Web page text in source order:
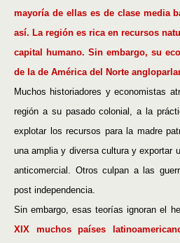
mayoría de ellas es de clase media
así. La región es rica en recursos
capital humano. Sin embargo, su
de la de América del Norte
Muchos historiadores y economistas
región a su pasado colonial, a la
explotar los recursos para la madre
una amplia y diversa cultura y exportar
anticomercial. Otros culpan a las
post independencia.
Sin embargo, esas teorías ignoran el
XIX muchos países